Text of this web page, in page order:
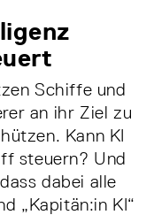
Schiffe und
an ihr Ziel zu
Kann KI
steuern? Und
dabei alle
„Kapitän:in KI“